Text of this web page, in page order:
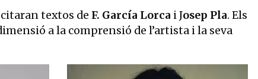
textos de F. García Lorca i Josep Pla. Els
a la comprensió de l’artista i la seva